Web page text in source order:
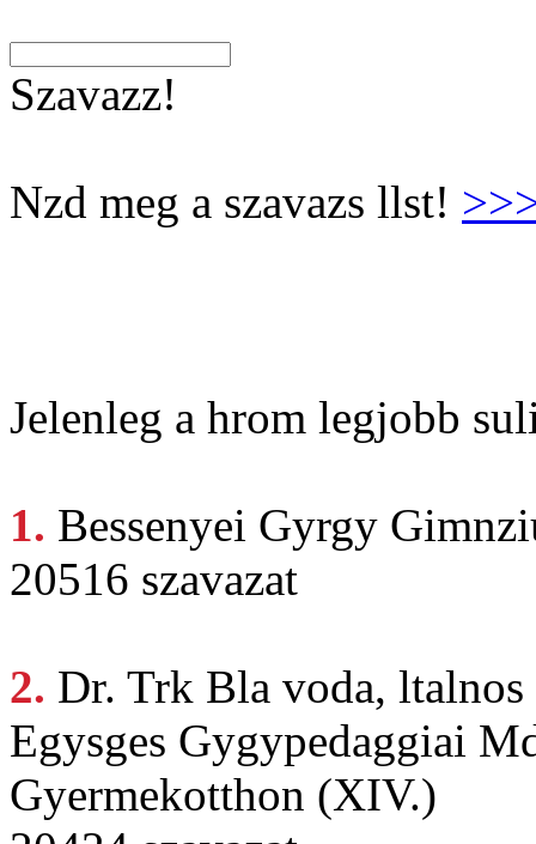
Szavazz!
Nzd meg a szavazs llst!
Jelenleg a hrom legjobb
1. Bessenyei Gyrgy
20516 szavazat
2. Dr. Trk Bla voda,
Egysges Gygypedaggiai
Gyermekotthon (XIV.)